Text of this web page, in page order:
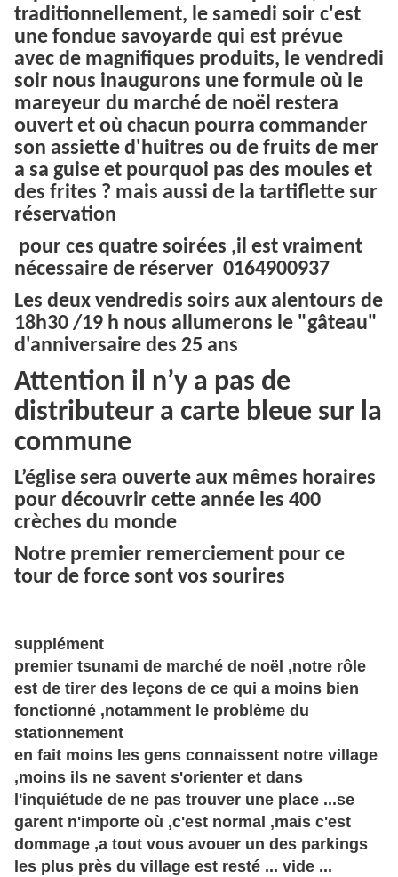
traditionnellement, le samedi soir c'est
une fondue savoyarde qui est prévue
avec de magnifiques produits, le vendredi
soir nous inaugurons une formule où le
mareyeur du marché de noël restera
ouvert et où chacun pourra commander
son assiette d'huitres ou de fruits de mer
a sa guise et pourquoi pas des moules et
des frites ? mais aussi de la tartiflette sur
réservation
pour ces quatre soirées ,il est vraiment
nécessaire de réserver 0164900937
Les deux vendredis soirs aux alentours de
18h30 /19 h nous allumerons le "gâteau"
d'anniversaire des 25 ans
Attention il n’y a pas de
distributeur a carte bleue sur la
commune
L’église sera ouverte aux mêmes horaires
pour découvrir cette année les 400
crèches du monde
Notre premier remerciement pour ce
tour de force sont vos sourires
supplément
premier tsunami de marché de noël ,notre rôle
est de tirer des leçons de ce qui a moins bien
fonctionné ,notamment le problème du
stationnement
en fait moins les gens connaissent notre village
,moins ils ne savent s'orienter et dans
l'inquiétude de ne pas trouver une place ...se
garent n'importe où ,c'est normal ,mais c'est
dommage ,a tout vous avouer un des parkings
les plus près du village est resté ... vide ...